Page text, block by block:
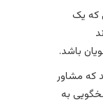
که یک
باشد.
که مشاور
به